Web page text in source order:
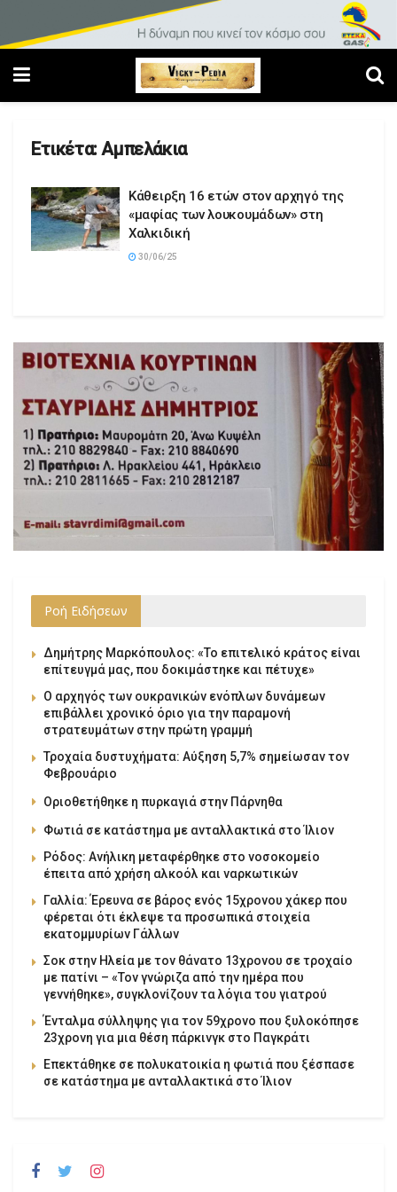
Ετικέτα:Αμπελάκια
Κάθειρξη 16 ετών στον αρχηγό της
«μαφίας των λουκουμάδων» στη
Χαλκιδική
30/06/25
Ροή Ειδήσεων
Δημήτρης Μαρκόπουλος: «Το επιτελικό κράτος είναι
επίτευγμά μας, που δοκιμάστηκε και πέτυχε»
Ο αρχηγός των ουκρανικών ενόπλων δυνάμεων
επιβάλλει χρονικό όριο για την παραμονή
στρατευμάτων στην πρώτη γραμμή
Τροχαία δυστυχήματα: Αύξηση 5,7% σημείωσαν τον
Φεβρουάριο
Οριοθετήθηκε η πυρκαγιά στην Πάρνηθα
Φωτιά σε κατάστημα με ανταλλακτικά στο Ίλιον
Ρόδος: Ανήλικη μεταφέρθηκε στο νοσοκομείο
έπειτα από χρήση αλκοόλ και ναρκωτικών
Γαλλία: Έρευνα σε βάρος ενός 15χρονου χάκερ που
φέρεται ότι έκλεψε τα προσωπικά στοιχεία
εκατομμυρίων Γάλλων
Σοκ στην Ηλεία με τον θάνατο 13χρονου σε τροχαίο
με πατίνι – «Τον γνώριζα από την ημέρα που
γεννήθηκε», συγκλονίζουν τα λόγια του γιατρού
Ένταλμα σύλληψης για τον 59χρονο που ξυλοκόπησε
23χρονη για μια θέση πάρκινγκ στο Παγκράτι
Επεκτάθηκε σε πολυκατοικία η φωτιά που ξέσπασε
σε κατάστημα με ανταλλακτικά στο Ίλιον